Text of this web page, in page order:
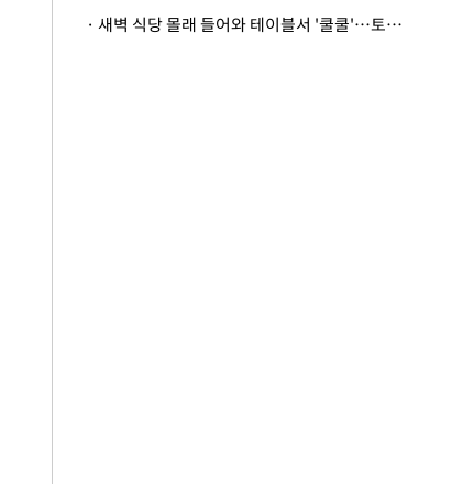
· 새벽 식당 몰래 들어와 테이블서 '쿨쿨'…토사물 남기고 사라진 남성